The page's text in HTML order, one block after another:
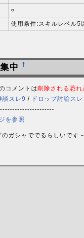
○
使用条件:スキルレベル5
中 †
コメントは削除される恐
談スレ9 / ドロップ討論スレ
を参照
のガシャででるらしいです